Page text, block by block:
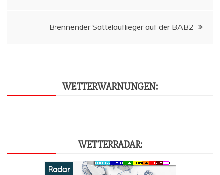
Bren­nen­der Sat­tel­auf­lie­ger auf der BAB2
WET­TER­WAR­NUN­GEN:
WET­TER­RA­DAR: